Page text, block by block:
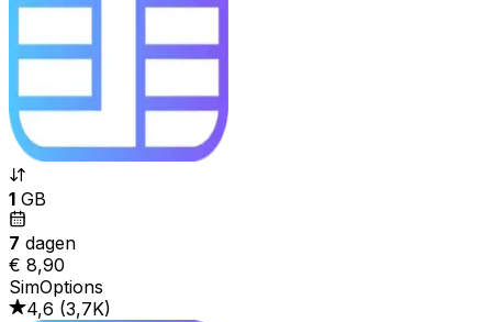
1 GB
7 dagen
€ 8,90
SimOptions
4,6 (3,7K)